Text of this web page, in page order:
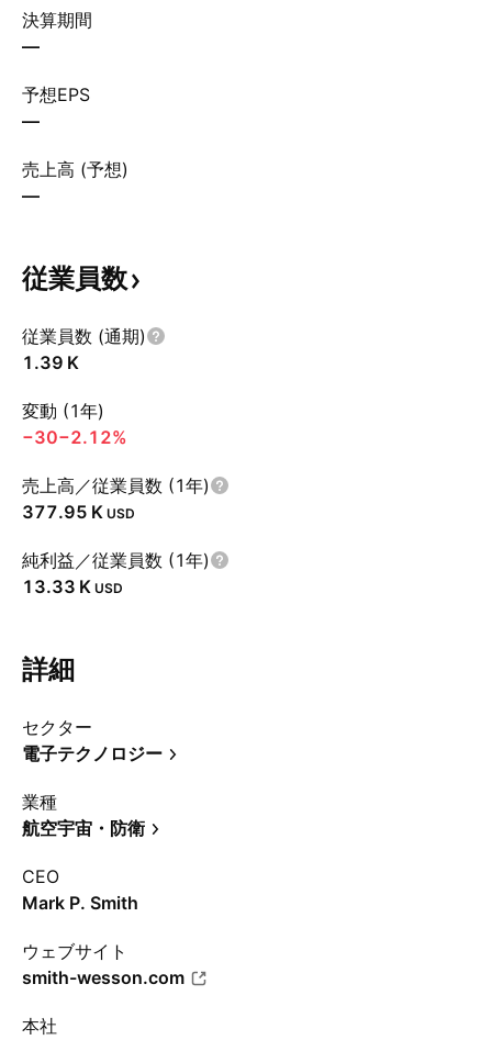
決算期間
—
予想EPS
—
売上高 (予想)
—
従業員数
従業員数 (通期)
‪1.39 K‬
変動 (1年)
−30−2.12%
売上高／従業員数 (1年)
‪377.95 K‬ USD
純利益／従業員数 (1年)
‪13.33 K‬ USD
詳細
セクター
電子テクノロジー
業種
航空宇宙・防衛
CEO
Mark P. Smith
ウェブサイト
smith-wesson.com
本社